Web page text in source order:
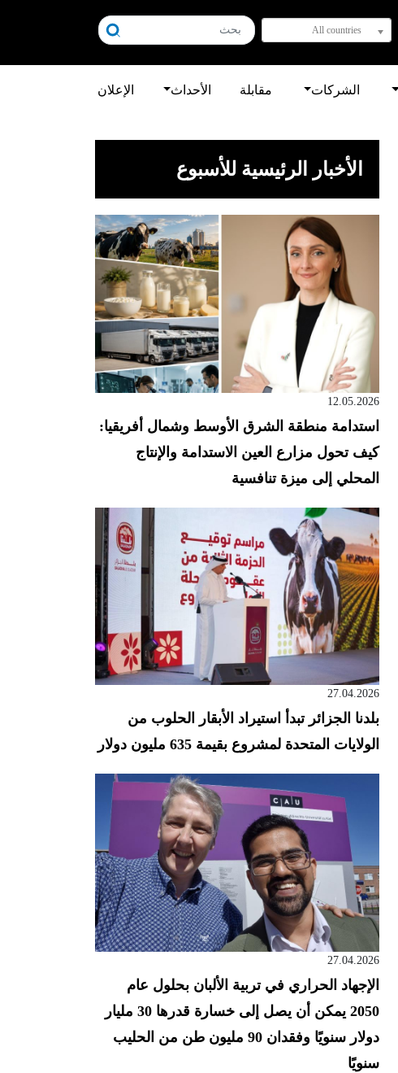
All countries
الشركات مقابلة الأحداث الإعلان
الأخبار الرئيسية للأسبوع
12.05.2026
استدامة منطقة الشرق الأوسط وشمال أفريقيا:
كيف تحول مزارع العين الاستدامة والإنتاج
المحلي إلى ميزة تنافسية
27.04.2026
بلدنا الجزائر تبدأ استيراد الأبقار الحلوب من
الولايات المتحدة لمشروع بقيمة 635 مليون دولار
27.04.2026
الإجهاد الحراري في تربية الألبان بحلول عام
2050 يمكن أن يصل إلى خسارة قدرها 30 مليار
دولار سنويًا وفقدان 90 مليون طن من الحليب
سنويًا